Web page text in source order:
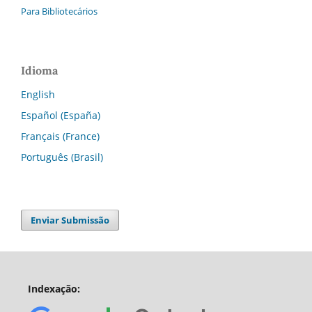
Para Bibliotecários
Idioma
English
Español (España)
Français (France)
Português (Brasil)
Enviar Submissão
Indexação: